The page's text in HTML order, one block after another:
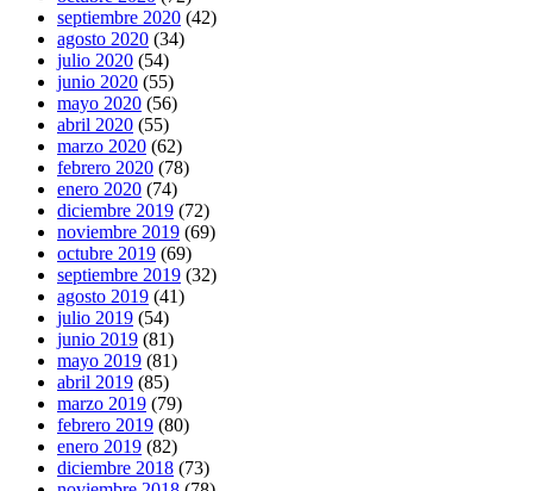
septiembre 2020 (42)
agosto 2020 (34)
julio 2020 (54)
junio 2020 (55)
mayo 2020 (56)
abril 2020 (55)
marzo 2020 (62)
febrero 2020 (78)
enero 2020 (74)
diciembre 2019 (72)
noviembre 2019 (69)
octubre 2019 (69)
septiembre 2019 (32)
agosto 2019 (41)
julio 2019 (54)
junio 2019 (81)
mayo 2019 (81)
abril 2019 (85)
marzo 2019 (79)
febrero 2019 (80)
enero 2019 (82)
diciembre 2018 (73)